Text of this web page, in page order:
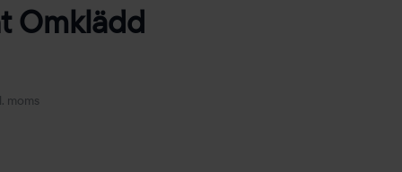
Omklädd
moms